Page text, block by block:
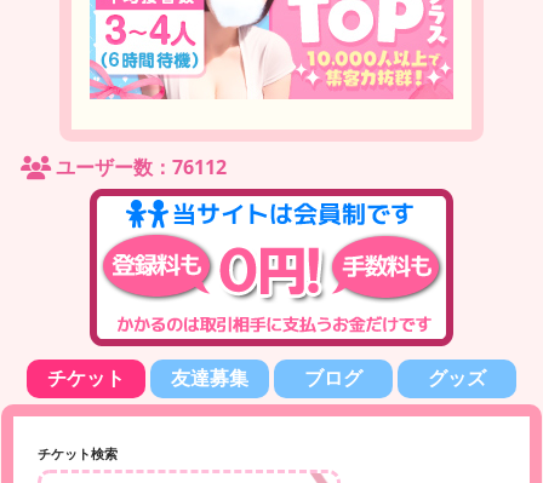
ユーザー数：76112
チケット 友達募集 ブログ グッズ
チケット検索